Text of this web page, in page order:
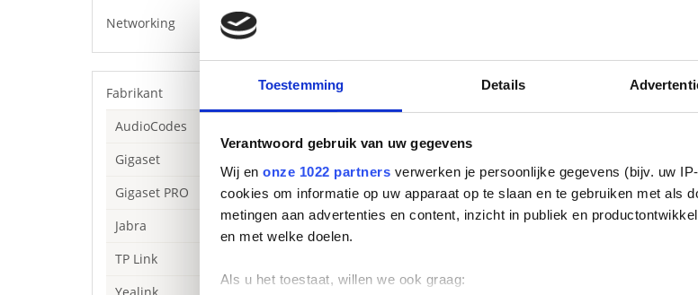
Toestemming Details
Verantwoord gebruik van uw gegevens
Wij en onze 1022 partners verwerken je persoonlijke gegevens (bijv. uw
cookies om informatie op uw apparaat op te slaan en te gebruiken met als
metingen aan advertenties en content, inzicht in publiek en
en met welke doelen.
Als u het toestaat, willen we ook graag:
Networking
Fabrikant
AudioCodes
Gigaset
Gigaset PRO
Jabra
TP Link
Betere verbinding, betere UC-prestaties
Om UC-gecertificeerd te zijn, vereisen de meeste UC-
Bluetooth-adapter. Jabra Link 390 is verkrijgbaar in twee
UC-gecertificeerde apparaten. Dus welk platform u ook
krijgt.